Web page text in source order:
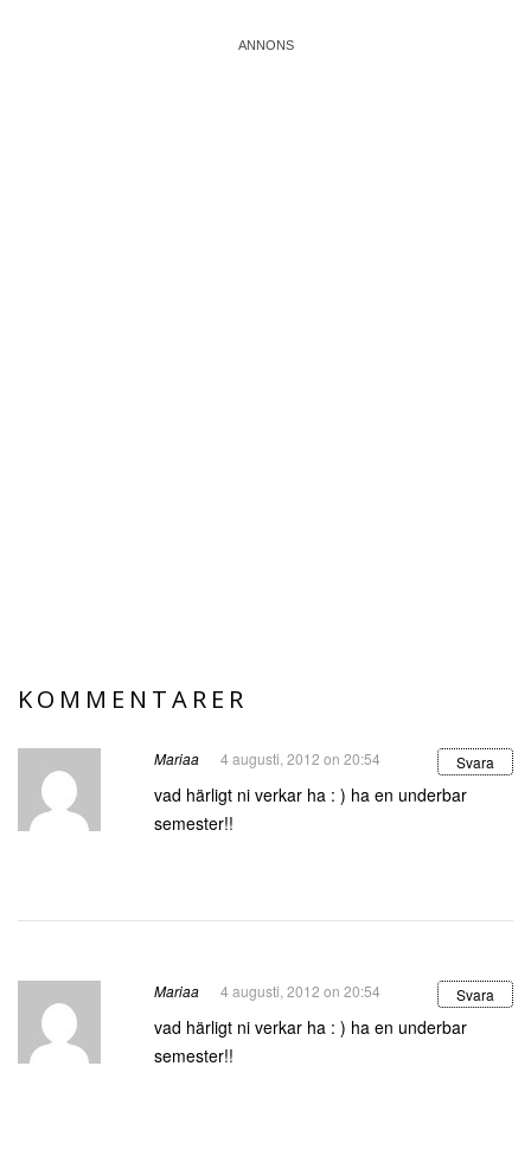
KOMMENTARER
Mariaa 4 augusti, 2012 on 20:54 Svara
vad härligt ni verkar ha : ) ha en underbar
semester!!
Mariaa 4 augusti, 2012 on 20:54 Svara
vad härligt ni verkar ha : ) ha en underbar
semester!!